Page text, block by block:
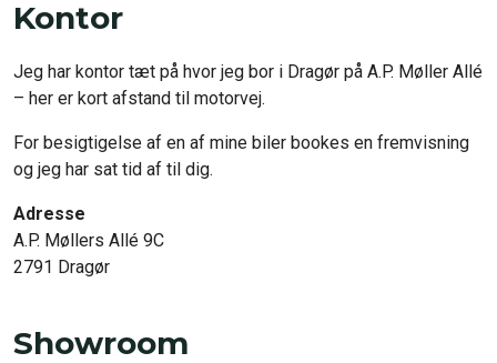
Kontor
Jeg har kontor tæt på hvor jeg bor i Dragør på A.P. Møller Allé
– her er kort afstand til motorvej.
For besigtigelse af en af mine biler bookes en fremvisning
og jeg har sat tid af til dig.
Adresse
A.P. Møllers Allé 9C
2791 Dragør
Showroom